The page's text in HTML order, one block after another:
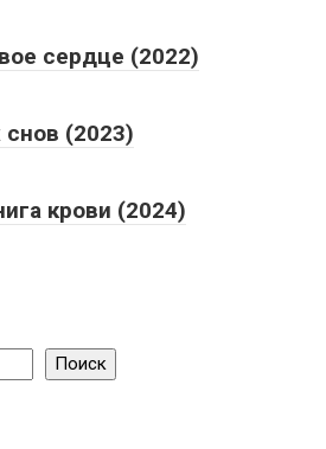
сердце (2022)
снов (2023)
крови (2024)
Поиск